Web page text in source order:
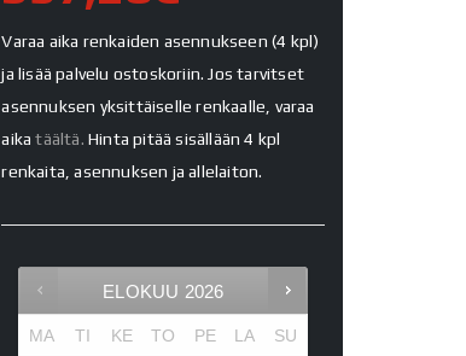
Varaa aika renkaiden asennukseen (4 kpl)
ja lisää palvelu ostoskoriin. Jos tarvitset
asennuksen yksittäiselle renkaalle, varaa
aikatäältä. Hinta pitää sisällään 4 kpl
renkaita, asennuksen ja allelaiton.
ELOKUU 2026
MA TI KE TO PE LA SU